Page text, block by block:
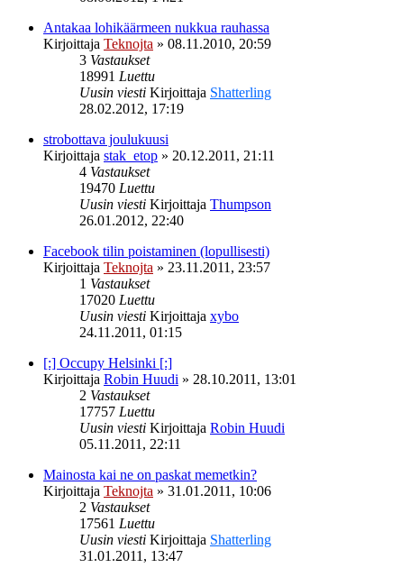
Antakaa lohikäärmeen nukkua rauhassa
Kirjoittaja Teknojta » 08.11.2010, 20:59
3 Vastaukset
18991 Luettu
Uusin viesti Kirjoittaja Shatterling
28.02.2012, 17:19
strobottava joulukuusi
Kirjoittaja stak_etop » 20.12.2011, 21:11
4 Vastaukset
19470 Luettu
Uusin viesti Kirjoittaja Thumpson
26.01.2012, 22:40
Facebook tilin poistaminen (lopullisesti)
Kirjoittaja Teknojta » 23.11.2011, 23:57
1 Vastaukset
17020 Luettu
Uusin viesti Kirjoittaja xybo
24.11.2011, 01:15
[:] Occupy Helsinki [:]
Kirjoittaja Robin Huudi » 28.10.2011, 13:01
2 Vastaukset
17757 Luettu
Uusin viesti Kirjoittaja Robin Huudi
05.11.2011, 22:11
Mainosta kai ne on paskat memetkin?
Kirjoittaja Teknojta » 31.01.2011, 10:06
2 Vastaukset
17561 Luettu
Uusin viesti Kirjoittaja Shatterling
31.01.2011, 13:47